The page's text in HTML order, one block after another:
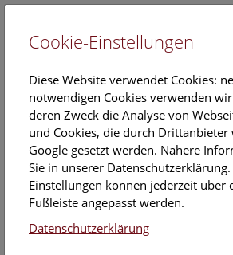
Sparkling Science
Mit „Sparkling Science 2.0“ fördert
Bildung und Internationalisierung) im
(Bundesministerium für Bildung,
Cookie-Einstellungen
Diese Website verwendet Cookies:
notwendigen Cookies verwenden
deren Zweck die Analyse von
und Cookies, die durch Drittanbieter
Google gesetzt werden. Nähere
Sie in unserer
Einstellungen können jederzeit über
Fußleiste angepasst werden.
Datenschutzerklärung